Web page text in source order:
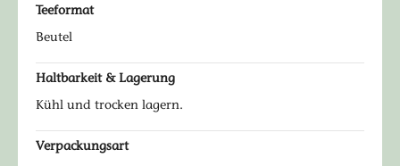
Teeformat
Beutel
Haltbarkeit & Lagerung
Kühl und trocken lagern.
Verpackungsart